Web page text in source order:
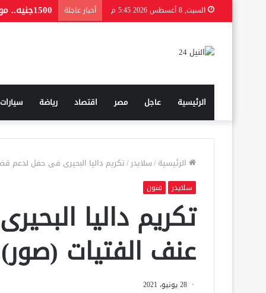
السبت, 8 أغسطس 2026 5:45 م أخبار عاجلة 1500جنيه.. موعد صرف منحة المولد النبوي 2026 للعمالة غير المنتظمة
الرئيسية عاجل مصر اقتصاد رياضة سيارات
الرئيسية/سلايدر/تكريم داليا البحيرى فى حفل لدعم
سلايدر فنون
تكريم داليا
عنف الفتيات (صور)
28 يونيو، 2021